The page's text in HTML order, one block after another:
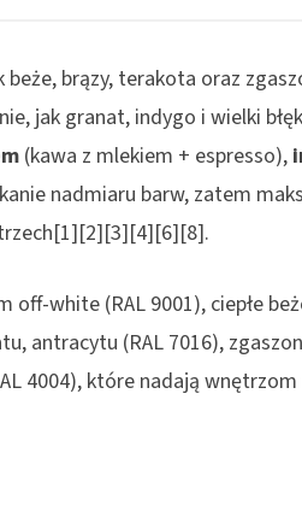
beże, brązy, terakota oraz
jak granat, indygo i wielki
(kawa z mlekiem + espresso),
nadmiaru barw, zatem
trzech[1][2][3][4][6][8].
white (RAL 9001), ciepłe
antracytu (RAL 7016),
4004), które nadają